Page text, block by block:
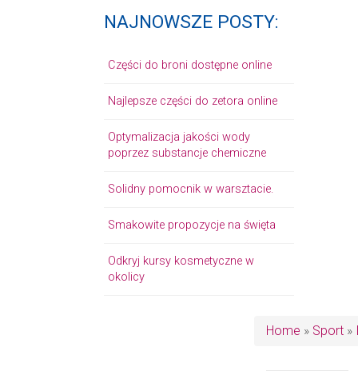
NAJNOWSZE POSTY:
Części do broni dostępne online
Najlepsze części do zetora online
Optymalizacja jakości wody
poprzez substancje chemiczne
Solidny pomocnik w warsztacie.
Smakowite propozycje na święta
Odkryj kursy kosmetyczne w
okolicy
Home » Sport»